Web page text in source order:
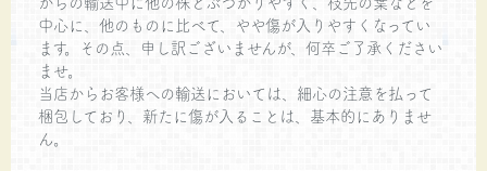
中心に、他のものに比べて、やや傷が入りやすくなってい
ます。その点、申し訳ございませんが、何卒ご了承ください
ませ。
当店からお客様への輸送においては、細心の注意を払って
梱包しており、新たに傷が入ることは、基本的にありませ
ん。